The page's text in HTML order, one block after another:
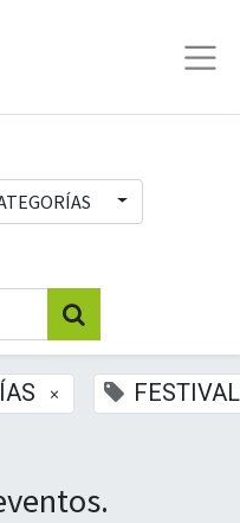
× FESTIVAL